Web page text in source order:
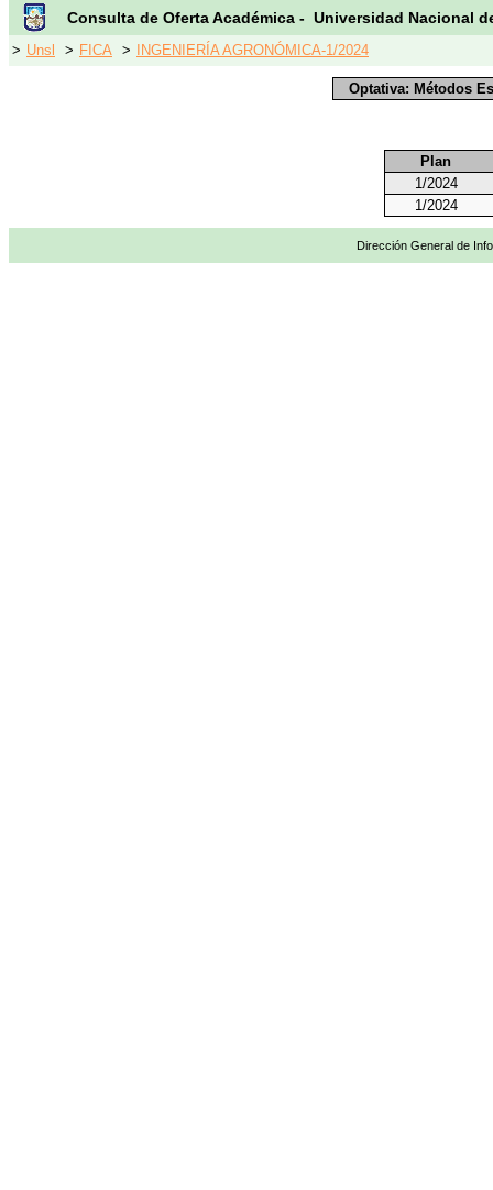
Consulta de Oferta Académica - Universidad Nacional
> Unsl > FICA > INGENIERÍA AGRONÓMICA-1/2024
Optativa: Métodos
Plan
1/2024
1/2024
Dirección General de